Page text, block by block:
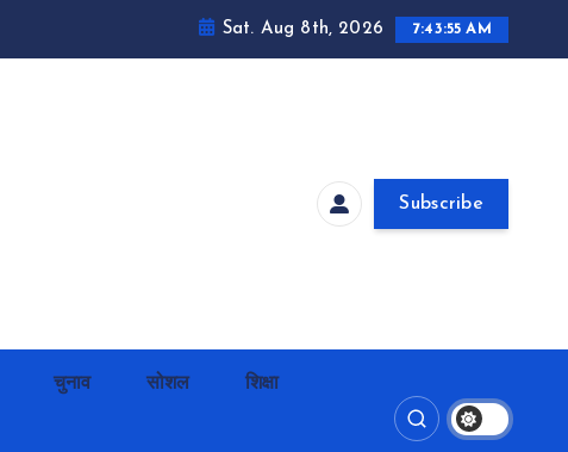
Sat. Aug 8th, 2026 7:43:57 AM
Subscribe
चुनाव सोशल शिक्षा